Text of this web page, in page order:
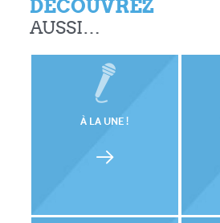
DÉCOUVREZ
AUSSI…
À LA UNE !